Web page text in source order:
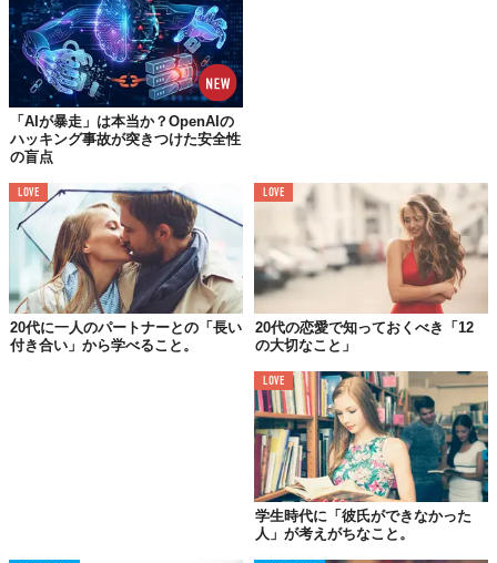
ど、周りを見回してみれほしいんです。恋人がいる女性が、みな
スーパースキニーを履いているでしょうか？愛されるかどうか
に、体重が直結するはずなんかありません。
「痩せないと恋人ができない」、「恋活できない」、そんな考え
方は自分を否定しているのと同じ。ネガティブ思考の始まりを自
分から生み出してはいけません。新しいビキニを買ったり、ヨガ
が明るくなることに、目を向けることを心がけましょう。
03.
だって、オトコって面倒くさいんだもん！
「AIが暴走」は本当か？OpenAIの
ハッキング事故が突きつけた安全性
の盲点
LOVE
20代に一人のパートナーとの「長い
付き合い」から学べること。
LOVE
20代の恋愛で知っておくべき「12
の大切なこと」
LOVE
学生時代に「彼氏ができなかった
人」が考えがちなこと。